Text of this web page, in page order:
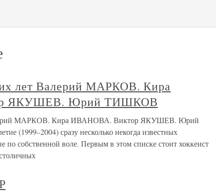
лет Валерий МАРКОВ. Кира
ЯКУШЕВ. Юрий ТИШКОВ
МАРКОВ. Кира ИВАНОВА. Виктор ЯКУШЕВ. Юрий
(1999–2004) сразу несколько некогда известных
по собственной воле. Первым в этом списке стоит хоккеист